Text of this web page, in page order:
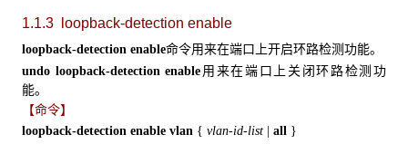
1.1.3 loopback-detection enable
loopback-detection enable命令用来在端口上开启环路检测功能。
undo loopback-detection enable 用来在端口上关闭环路检测功
能。
【命令】
loopback-detection enable vlan { vlan-id-list all }